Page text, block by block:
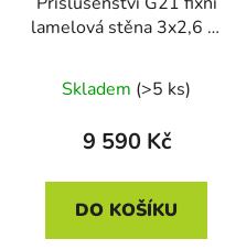
lamelová stěna 3x2,6 m
Skladem (>5 ks)
9 590 Kč
DO KOŠÍKU